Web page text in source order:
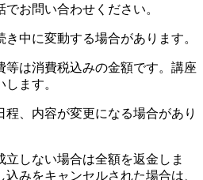
お問い合わせください。
中に変動する場合があります。
は消費税込みの金額です。講座
ます。
、内容が変更になる場合があり
しない場合は全額を返金しま
みをキャンセルされた場合は、